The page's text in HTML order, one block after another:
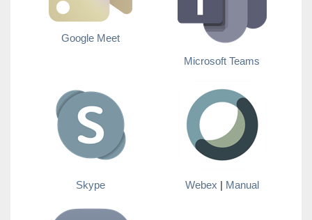
Google Meet
Microsoft Teams
Skype Webex | Manual